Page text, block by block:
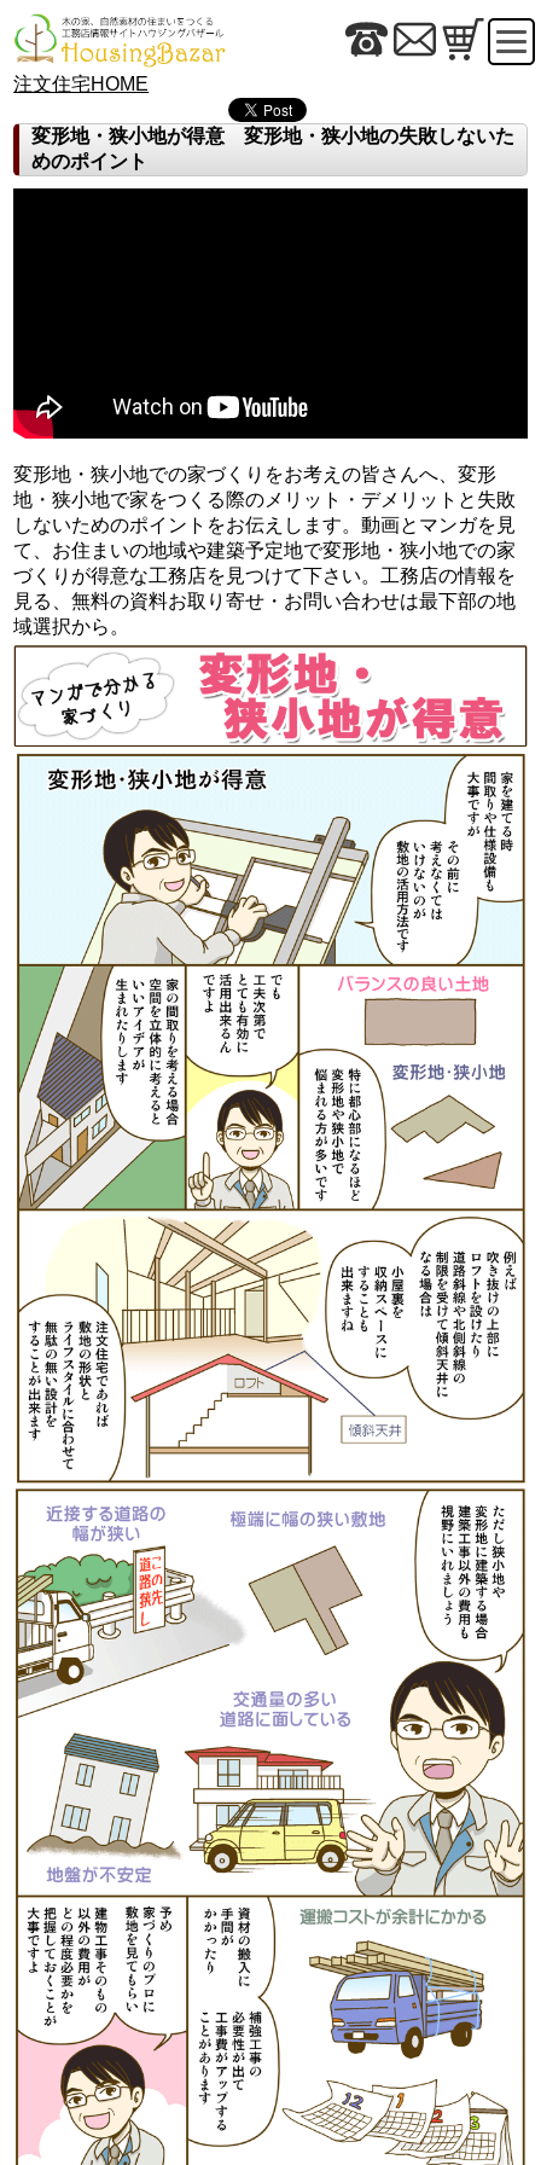
注文住宅HOME
変形地・狭小地が得意 変形地・狭小地の失敗しないた
めのポイント
変形地・狭小地での家づくりをお考えの皆さんへ、変形
地・狭小地で家をつくる際のメリット・デメリットと失敗
しないためのポイントをお伝えします。動画とマンガを見
て、お住まいの地域や建築予定地で変形地・狭小地での家
づくりが得意な工務店を見つけて下さい。工務店の情報を
見る、無料の資料お取り寄せ・お問い合わせは最下部の地
域選択から。